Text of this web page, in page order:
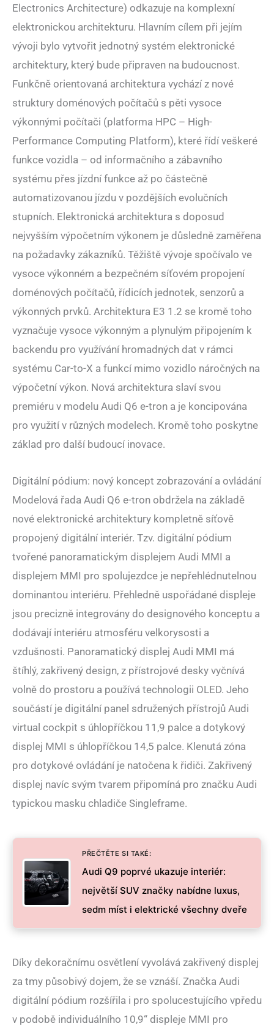
Electronics Architecture) odkazuje na komplexní
elektronickou architekturu. Hlavním cílem při jejím
vývoji bylo vytvořit jednotný systém elektronické
architektury, který bude připraven na budoucnost.
Funkčně orientovaná architektura vychází z nové
struktury doménových počítačů s pěti vysoce
výkonnými počítači (platforma HPC – High-
Performance Computing Platform), které řídí veškeré
funkce vozidla – od informačního a zábavního
systému přes jízdní funkce až po částečně
automatizovanou jízdu v pozdějších evolučních
stupních. Elektronická architektura s doposud
nejvyšším výpočetním výkonem je důsledně zaměřena
na požadavky zákazníků. Těžiště vývoje spočívalo ve
vysoce výkonném a bezpečném síťovém propojení
doménových počítačů, řídicích jednotek, senzorů a
výkonných prvků. Architektura E3 1.2 se kromě toho
vyznačuje vysoce výkonným a plynulým připojením k
backendu pro využívání hromadných dat v rámci
systému Car-to-X a funkcí mimo vozidlo náročných na
výpočetní výkon. Nová architektura slaví svou
premiéru v modelu Audi Q6 e-tron a je koncipována
pro využití v různých modelech. Kromě toho poskytne
základ pro další budoucí inovace.
Digitální pódium: nový koncept zobrazování a ovládání
Modelová řada Audi Q6 e-tron obdržela na základě
nové elektronické architektury kompletně síťově
propojený digitální interiér. Tzv. digitální pódium
tvořené panoramatickým displejem Audi MMI a
displejem MMI pro spolujezdce je nepřehlédnutelnou
dominantou interiéru. Přehledně uspořádané displeje
jsou precizně integrovány do designového konceptu a
dodávají interiéru atmosféru velkorysosti a
vzdušnosti. Panoramatický displej Audi MMI má
štíhlý, zakřivený design, z přístrojové desky vyčnívá
volně do prostoru a používá technologii OLED. Jeho
součástí je digitální panel sdružených přístrojů Audi
virtual cockpit s úhlopříčkou 11,9 palce a dotykový
displej MMI s úhlopříčkou 14,5 palce. Klenutá zóna
pro dotykové ovládání je natočena k řidiči. Zakřivený
displej navíc svým tvarem připomíná pro značku Audi
typickou masku chladiče Singleframe.
PŘEČTĚTE SI TAKÉ:
Audi Q9 poprvé ukazuje interiér:
největší SUV značky nabídne luxus,
sedm míst i elektrické všechny dveře
Díky dekoračnímu osvětlení vyvolává zakřivený displej
za tmy působivý dojem, že se vznáší. Značka Audi
digitální pódium rozšířila i pro spolucestujícího vpředu
v podobě individuálního 10,9“ displeje MMI pro